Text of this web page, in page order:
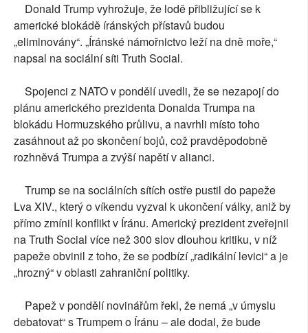
Donald Trump vyhrožuje, že lodě přibližující se k
americké blokádě íránských přístavů budou
„eliminovány“. „Íránské námořnictvo leží na dně moře,“
napsal na sociální síti Truth Social.
Spojenci z NATO v pondělí uvedli, že se nezapojí do
plánu amerického prezidenta Donalda Trumpa na
blokádu Hormuzského průlivu, a navrhli místo toho
zasáhnout až po skončení bojů, což pravděpodobně
rozhněvá Trumpa a zvýší napětí v alianci.
Trump se na sociálních sítích ostře pustil do papeže
Lva XIV., který o víkendu vyzval k ukončení války, aniž by
přímo zmínil konflikt v Íránu. Americký prezident zveřejnil
na Truth Social více než 300 slov dlouhou kritiku, v níž
papeže obvinil z toho, že se podbízí „radikální levici“ a je
„hrozný“ v oblasti zahraniční politiky.
Papež v pondělí novinářům řekl, že nemá „v úmyslu
debatovat“ s Trumpem o Íránu – ale dodal, že bude